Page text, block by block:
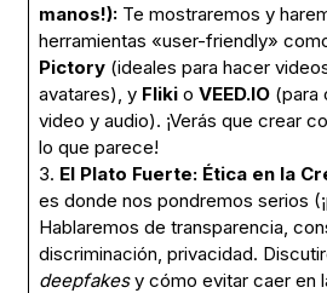
manos!):Te mostraremos y
herramientas «user-friendly»
Pictory(ideales para hacer
avatares), y Flikio VEED.IO(para
video y audio). ¡Verás que crear
lo que parece!
3. El Plato Fuerte: Ética en la
es donde nos pondremos serios
Hablaremos de transparencia,
discriminación, privacidad.
deepfakesy cómo evitar caer en